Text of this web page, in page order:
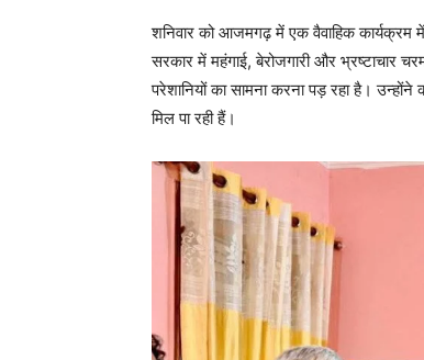
शनिवार को आजमगढ़ में एक वैवाहिक कार्यक्रम
सरकार में महंगाई, बेरोजगारी और भ्रष्टाचार
परेशानियों का सामना करना पड़ रहा है।
मिल पा रही हैं।